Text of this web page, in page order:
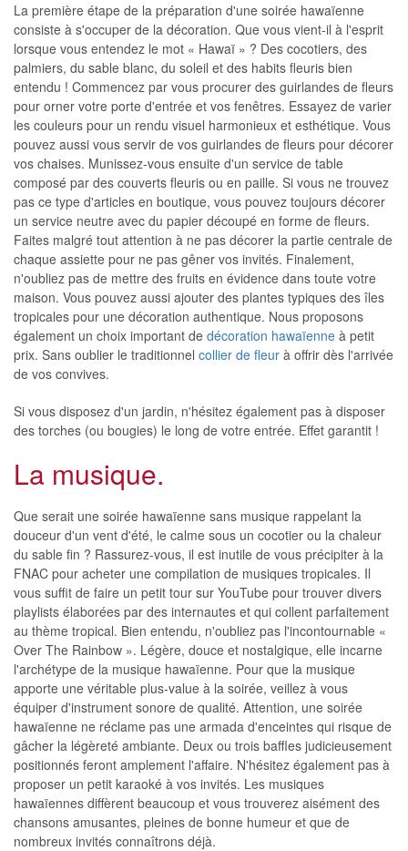
La première étape de la préparation d'une soirée hawaïenne
consiste à s'occuper de la décoration. Que vous vient-il à l'esprit
lorsque vous entendez le mot « Hawaï » ? Des cocotiers, des
palmiers, du sable blanc, du soleil et des habits fleuris bien
entendu ! Commencez par vous procurer des guirlandes de fleurs
pour orner votre porte d'entrée et vos fenêtres. Essayez de varier
les couleurs pour un rendu visuel harmonieux et esthétique. Vous
pouvez aussi vous servir de vos guirlandes de fleurs pour décorer
vos chaises. Munissez-vous ensuite d'un service de table
composé par des couverts fleuris ou en paille. Si vous ne trouvez
pas ce type d'articles en boutique, vous pouvez toujours décorer
un service neutre avec du papier découpé en forme de fleurs.
Faites malgré tout attention à ne pas décorer la partie centrale de
chaque assiette pour ne pas gêner vos invités. Finalement,
n'oubliez pas de mettre des fruits en évidence dans toute votre
maison. Vous pouvez aussi ajouter des plantes typiques des îles
tropicales pour une décoration authentique. Nous proposons
également un choix important de décoration hawaïenne à petit
prix. Sans oublier le traditionnel collier de fleur à offrir dès l'arrivée
de vos convives.
Si vous disposez d'un jardin, n'hésitez également pas à disposer
des torches (ou bougies) le long de votre entrée. Effet garantit !
La musique.
Que serait une soirée hawaïenne sans musique rappelant la
douceur d'un vent d'été, le calme sous un cocotier ou la chaleur
du sable fin ? Rassurez-vous, il est inutile de vous précipiter à la
FNAC pour acheter une compilation de musiques tropicales. Il
vous suffit de faire un petit tour sur YouTube pour trouver divers
playlists élaborées par des internautes et qui collent parfaitement
au thème tropical. Bien entendu, n'oubliez pas l'incontournable «
Over The Rainbow ». Légère, douce et nostalgique, elle incarne
l'archétype de la musique hawaïenne. Pour que la musique
apporte une véritable plus-value à la soirée, veillez à vous
équiper d'instrument sonore de qualité. Attention, une soirée
hawaïenne ne réclame pas une armada d'enceintes qui risque de
gâcher la légèreté ambiante. Deux ou trois baffles judicieusement
positionnés feront amplement l'affaire. N'hésitez également pas à
proposer un petit karaoké à vos invités. Les musiques
hawaïennes diffèrent beaucoup et vous trouverez aisément des
chansons amusantes, pleines de bonne humeur et que de
nombreux invités connaîtrons déjà.